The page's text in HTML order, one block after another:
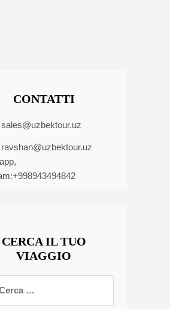
CONTATTI
sales@uzbektour.uz
ravshan@uzbektour.uz
CERCA IL TUO
VIAGGIO